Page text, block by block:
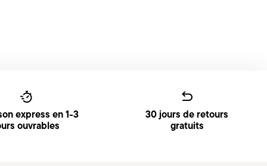
express en 1-3
ouvrables
30 jours de retours
gratuits